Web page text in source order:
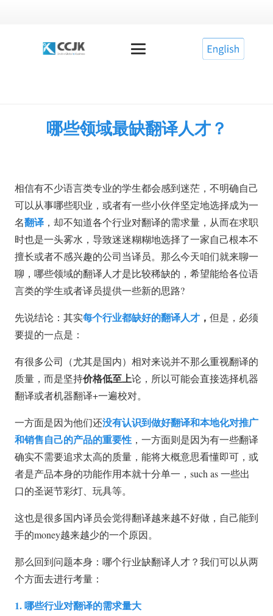
哪些领域最缺翻译人才？
相信有不少语言类专业的学生都会感到迷茫，不明确自己
可以从事哪些职业，或者有一些小伙伴坚定地选择成为一
名翻译 ，却不知道各个行业对翻译的需求量，从而在求职
时也是一头雾水，导致迷迷糊糊地选择了一家自己根本不
擅长或者不感兴趣的公司当译员。那么今天咱们就来聊一
聊，哪些领域的翻译人才是比较稀缺的，希望能给各位语
言类的学生或者译员提供一些新的思路?
先说结论：其实每个行业都缺好的翻译人才 ， 但是，必须
要提的一点是：
有很多公司（尤其是国内）相对来说并不那么重视翻译的
质量，而是坚持价格低至上论，所以可能会直接选择机器
翻译或者机器翻译+一遍校对。
一方面是因为他们还没有认识到做好翻译和本地化对推广
和销售自己的产品的重要性 ，一方面则是因为有一些翻译
确实不需要追求太高的质量，能将大概意思看懂即可，或
者是产品本身的功能作用本就十分单一，such as 一些出
口的圣诞节彩灯、玩具等。
这也是很多国内译员会觉得翻译越来越不好做，自己能到
手的money越来越少的一个原因。
那么回到问题本身：哪个行业缺翻译人才？我们可以从两
个方面去进行考量：
1. 哪些行业对翻译的需求量大